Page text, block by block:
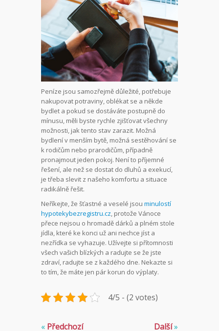
Peníze jsou samozřejmě důležité, potřebuje
nakupovat potraviny, oblékat se a někde
bydlet a pokud se dostáváte postupně do
mínusu, měli byste rychle zjišťovat všechny
možnosti, jak tento stav zarazit. Možná
bydlení v menším bytě, možná sestěhování se
k rodičům nebo prarodičům, případně
pronajmout jeden pokoj. Není to příjemné
řešení, ale než se dostat do dluhů a exekucí,
je třeba slevit z našeho komfortu a situace
radikálně řešit.
Neříkejte, že šťastné a veselé jsou minulostí
hypotekybezregistru.cz, protože Vánoce
přece nejsou o hromadě dárků a plném stole
jídla, které ke konci už ani nechce jíst a
nezřídka se vyhazuje. Užívejte si přítomnosti
všech vašich blízkých a radujte se že jste
zdraví, radujte se z každého dne. Nekazte si
to tím, že máte jen pár korun do výplaty.
4/5 - (2 votes)
« Předchozí Další»